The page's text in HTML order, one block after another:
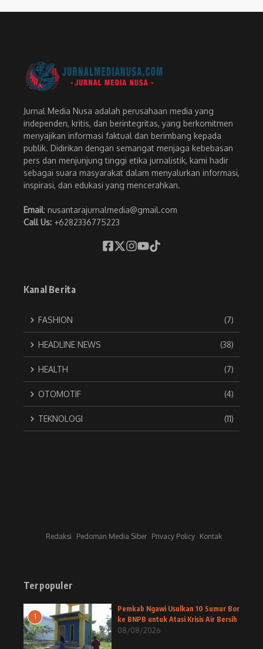
Jurnal Media Nusa adalah perusahaan media yang
independen, kritis, dan berintegritas, yang berkomitmen
menyajikan informasi faktual dan berimbang kepada
publik. Didirikan dengan semangat menjaga kebebasan
pers dan menjunjung tinggi etika jurnalistik, kami hadir
sebagai suara masyarakat dalam menyalurkan informasi,
inspirasi, dan edukasi yang mencerahkan.
Email: nusantarajurnalmedia@gmail.com
Call Us: +6282336775223
Kanal Berita
FASHION (7)
HEADLINE NEWS (38)
HEALTH (7)
OTOMOTIF (4)
TEKNOLOGI (11)
Redaksi Pedoman Media Siber Privacy Policy Kontak
Terpopuler
1
Pemkab Ngawi Usulkan 10 Sumur Bor
ke BNPB untuk Atasi Krisis Air Bersih
08/08/2026